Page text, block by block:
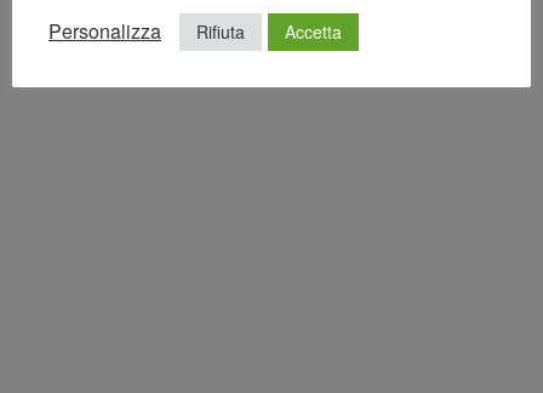
Personalizza Rifiuta Accetta